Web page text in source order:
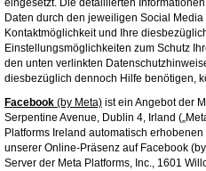
eingesetzt. Die detaillierten
Daten durch den jeweiligen Social
Kontaktmöglichkeit und Ihre
Einstellungsmöglichkeiten zum Schutz
den unten verlinkten
diesbezüglich dennoch Hilfe benötigen,
Facebook (by Meta) ist ein Angebot der
Serpentine Avenue, Dublin 4, Irland
Platforms Ireland automatisch
unserer Online-Präsenz auf Facebook
Server der Meta Platforms, Inc., 1601